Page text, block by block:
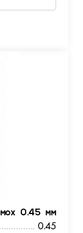
мох 0.45 мм
0.45